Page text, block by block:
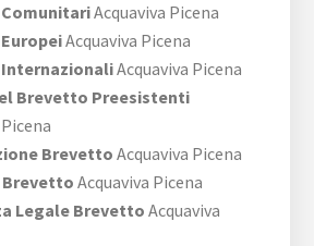
Acquaviva Picena
Acquaviva Picena
Acquaviva Picena
Brevetto Preesistenti
Brevetto Acquaviva Picena
Acquaviva Picena
Legale Brevetto Acquaviva